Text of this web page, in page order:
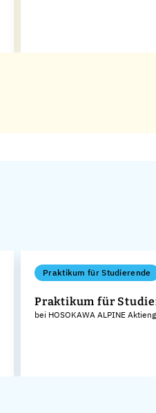
Praktikum für Studierende
Praktikum für
bei HOSOKAWA ALPINE